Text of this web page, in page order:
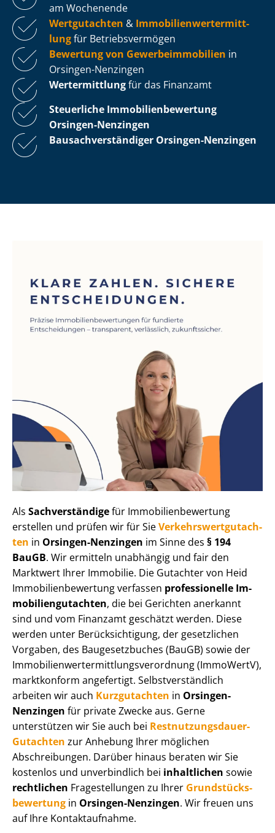
am Wochenende
Wertgutachten & Im­mo­bi­li­en­wert­ermitt­
lungfür Be­triebs­ver­mö­gen
Bewertung von Ge­wer­be­im­mo­bi­li­en in
Orsingen-Nenzingen
Wertermittlungfür das Finanzamt
Steuerliche Im­mo­bi­li­en­be­wer­tung
Orsingen-Nenzingen
Bau­sach­ver­stän­di­ger Orsingen-Nenzingen
Als Sachverständigefür Im­mo­bi­li­en­be­wer­tung
erstellen und prüfen wir für SieVer­kehrs­wert­gut­ach­
ten in Orsingen-Nenzingen im Sinne des § 194
BauGB. Wir ermitteln unabhängig und fair den
Marktwert Ihrer Immobilie. Die Gutachter von Heid
Im­mo­bi­li­en­be­wer­tung verfassen professionelle Im­
mo­bi­li­en­gut­ach­ten, die bei Gerichten anerkannt
sind und vom Finanzamt geschätzt werden. Diese
werden unter Be­rück­sich­ti­gung, der gesetzlichen
Vorgaben, des Baugesetzbuches (BauGB) sowie der
Im­mo­bi­li­en­wert­ermitt­lungs­ver­ord­nung (ImmoWertV),
marktkonform angefertigt. Selbst­ver­ständ­lich
arbeiten wir auch Kurzgutachten in Orsingen-
Nenzingen für private Zwecke aus. Gerne
unterstützen wir Sie auch bei Rest­nut­zungs­dau­er-
Gutachten zur Anhebung Ihrer möglichen
Abschreibungen. Darüber hinaus beraten wir Sie
kostenlos und unverbindlich bei inhaltlichen sowie
rechtlichen Fragestellungen zu Ihrer Grund­stücks­
be­wer­tung in Orsingen-Nenzingen. Wir freuen uns
auf Ihre Kontaktaufnahme.